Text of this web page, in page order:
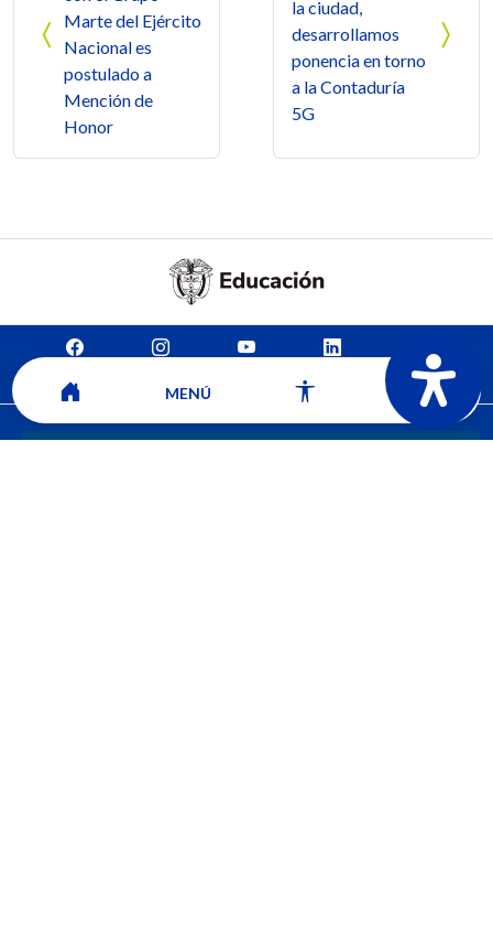
Marte del Ejército
Nacional es
postulado a
Mención de
Honor
la ciudad,
desarrollamos
ponencia en torno
a la Contaduría
5G
Mapa del sitio Ver ubicación y horarios de atención
MENÚ